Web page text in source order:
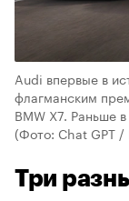
Audi впервые в
флагманским
BMW X7. Раньше
(Фото: Chat GPT /
Три